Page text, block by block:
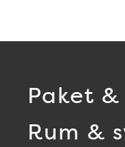
Paket
Rum &